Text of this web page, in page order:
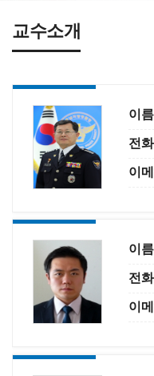
교수소개
이름
전
이
이름
전
이